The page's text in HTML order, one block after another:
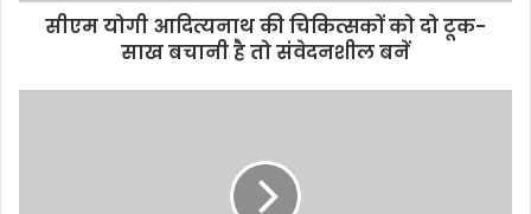
सीएम योगी आदित्यनाथ की चिकित्सकों को दो टूक-
साख बचानी है तो संवेदनशील बनें